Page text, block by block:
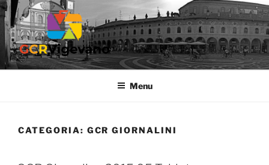
Salta
al
contenuto
GCR VIGEVANO
Gruppo Culturale Ricreativo dell'Ospedale di Vigevano
Menu
CATEGORIA: GCR GIORNALINI